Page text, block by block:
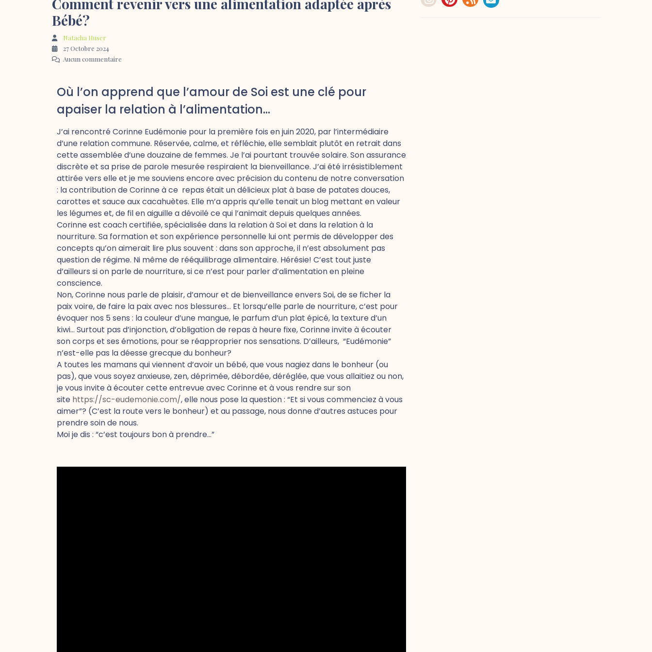
Comment revenir vers une alimentation adaptée après
Bébé?
Natacha Huser
27 Octobre 2024
Aucun commentaire
Où l’on apprend que l’amour de Soi est une clé pour
apaiser la relation à l’alimentation…
J’ai rencontré Corinne Eudémonie pour la première fois en juin 2020, par l’intermédiaire
d’une relation commune. Réservée, calme, et réfléchie, elle semblait plutôt en retrait dans
cette assemblée d’une douzaine de femmes. Je l’ai pourtant trouvée solaire. Son assurance
discrète et sa prise de parole mesurée respiraient la bienveillance. J’ai été irrésistiblement
attirée vers elle et je me souviens encore avec précision du contenu de notre conversation
: la contribution de Corinne à ce repas était un délicieux plat à base de patates douces,
carottes et sauce aux cacahuètes. Elle m’a appris qu’elle tenait un blog mettant en valeur
les légumes et, de fil en aiguille a dévoilé ce qui l’animait depuis quelques années.
Corinne est coach certifiée, spécialisée dans la relation à Soi et dans la relation à la
nourriture. Sa formation et son expérience personnelle lui ont permis de développer des
concepts qu’on aimerait lire plus souvent : dans son approche, il n’est absolument pas
question de régime. Ni même de rééquilibrage alimentaire. Hérésie! C’est tout juste
d’ailleurs si on parle de nourriture, si ce n’est pour parler d’alimentation en pleine
conscience.
Non, Corinne nous parle de plaisir, d’amour et de bienveillance envers Soi, de se ficher la
paix voire, de faire la paix avec nos blessures… Et lorsqu’elle parle de nourriture, c’est pour
évoquer nos 5 sens : la couleur d’une mangue, le parfum d’un plat épicé, la texture d’un
kiwi… Surtout pas d’injonction, d’obligation de repas à heure fixe, Corinne invite à écouter
son corps et ses émotions, pour se réapproprier nos sensations. D’ailleurs, “Eudémonie”
n’est-elle pas la déesse grecque du bonheur?
A toutes les mamans qui viennent d’avoir un bébé, que vous nagiez dans le bonheur (ou
pas), que vous soyez anxieuse, zen, déprimée, débordée, déréglée, que vous allaitiez ou non,
je vous invite à écouter cette entrevue avec Corinne et à vous rendre sur son
site https://sc-eudemonie.com/, elle nous pose la question : “Et si vous commenciez à vous
aimer”? (C’est la route vers le bonheur) et au passage, nous donne d’autres astuces pour
prendre soin de nous.
Moi je dis : “c’est toujours bon à prendre…”